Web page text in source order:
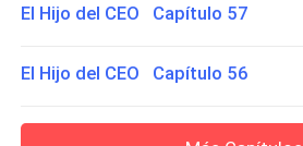
El Hijo del CEO Capítulo 57
El Hijo del CEO Capítulo 56